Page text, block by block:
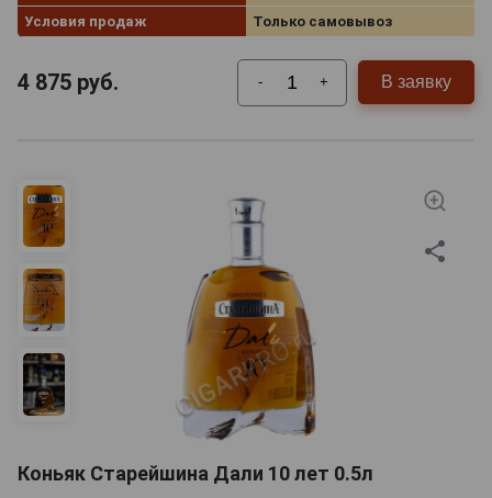
Условия продаж
Только самовывоз
4 875 руб. - + В заявку
Коньяк Старейшина Дали 10 лет 0.5л